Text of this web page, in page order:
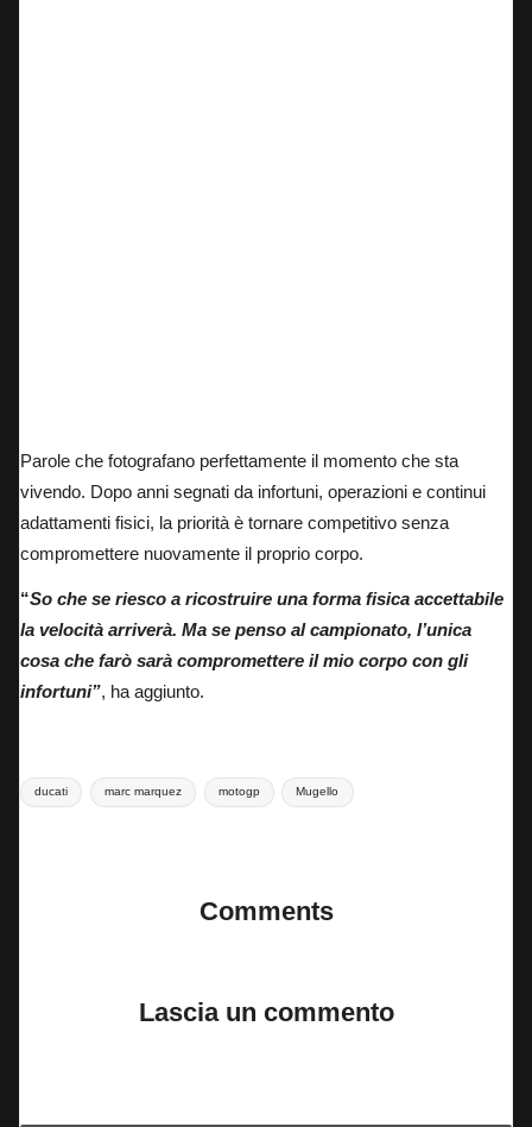
Parole che fotografano perfettamente il momento che sta
vivendo. Dopo anni segnati da infortuni, operazioni e continui
adattamenti fisici, la priorità è tornare competitivo senza
compromettere nuovamente il proprio corpo.
“So che se riesco a ricostruire una forma fisica accettabile
la velocità arriverà. Ma se penso al campionato, l’unica
cosa che farò sarà compromettere il mio corpo con gli
infortuni”, ha aggiunto.
Tags:
ducati marc marquez motogp Mugello
Comments
Lascia un commento